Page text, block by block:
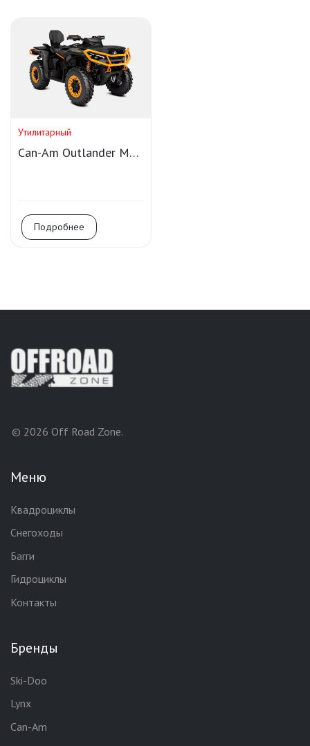
Утилитарный
Can-Am Outlander MAX
Подробнее
© 2026 Off Road Zone.
Меню
Квадроциклы
Снегоходы
Багги
Гидроциклы
Контакты
Бренды
Ski-Doo
Lynx
Can-Am